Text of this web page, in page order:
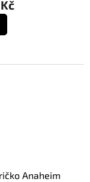
Anaheim